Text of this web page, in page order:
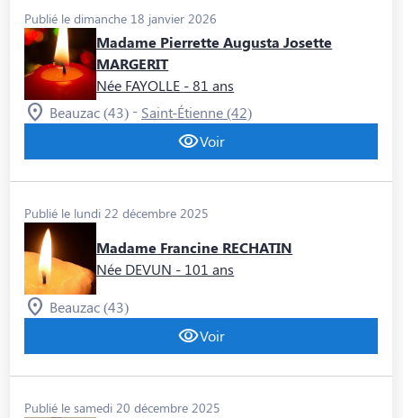
Publié le dimanche 18 janvier 2026
Madame Pierrette Augusta Josette
MARGERIT
Née FAYOLLE - 81 ans
Beauzac (43) - Saint-Étienne (42)
Voir
Publié le lundi 22 décembre 2025
Madame Francine RECHATIN
Née DEVUN - 101 ans
Beauzac (43)
Voir
Publié le samedi 20 décembre 2025